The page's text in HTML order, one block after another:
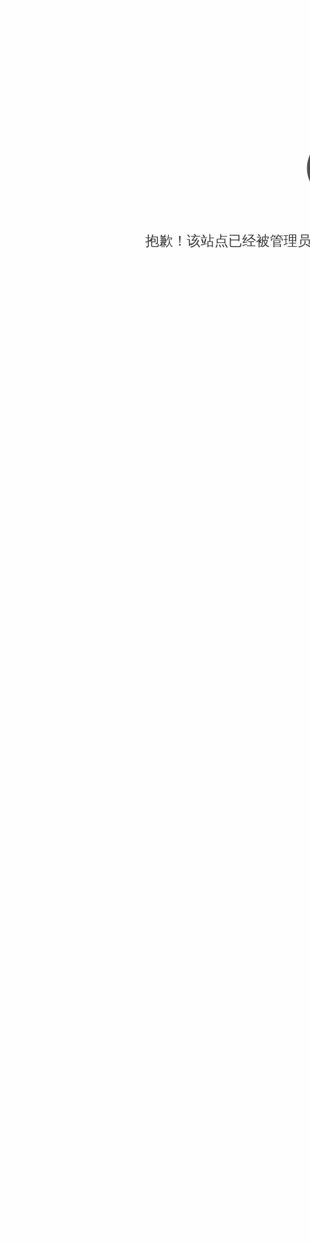
抱歉！该站点已经被管理